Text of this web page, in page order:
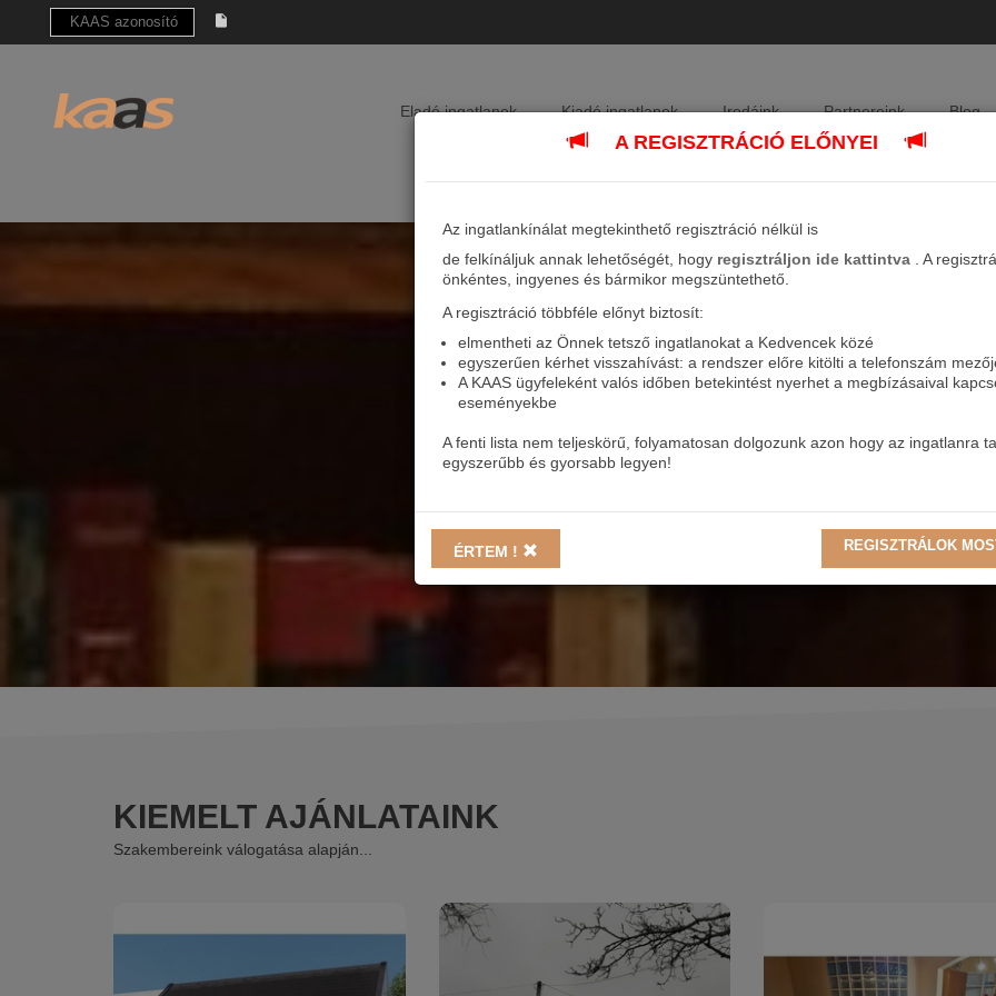
Eladó ingatlanok Kiadó ingatlanok Irodáink Partnereink Blog
KAAS OTTHON
A TUDATOS OTTHONTEREMTŐ
KIEMELT AJÁNLATAINK
Szakembereink válogatása alapján...
A REGISZTRÁCIÓ ELŐNYEI
Az ingatlankínálat megtekinthető regisztráció nélkül is
de felkínáljuk annak lehetőségét, hogy regisztráljon ide kattintva
. A
önkéntes, ingyenes és bármikor megszüntethető.
A regisztráció többféle előnyt biztosít:
elmentheti az Önnek tetsző ingatlanokat a Kedvencek közé
egyszerűen kérhet visszahívást: a rendszer előre kitölti a telefonszám
A KAAS ügyfeleként valós időben betekintést nyerhet a megbízásaival
eseményekbe
A fenti lista nem teljeskörű, folyamatosan dolgozunk azon hogy az ingatlanra
egyszerűbb és gyorsabb legyen!
ÉRTEM ! REGISZTRÁLOK